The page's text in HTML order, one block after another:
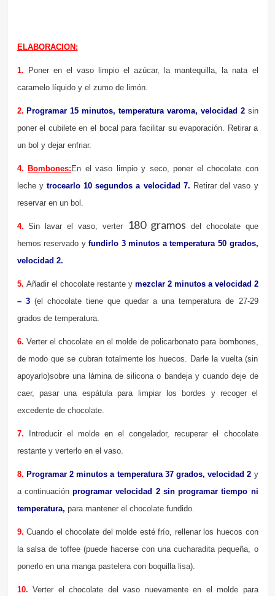
ELABORACION:
1. Poner en el vaso limpio el azúcar, la mantequilla, la nata el
caramelo líquido y el zumo de limón.
2. Programar 15 minutos, temperatura varoma, velocidad 2sin
poner el cubilete en el bocal para facilitar su evaporación. Retirar a
un bol y dejar enfriar.
4. Bombones:En el vaso limpio y seco, poner el chocolate con
leche y trocearlo 10 segundos a velocidad 7. Retirar del vaso y
reservar en un bol.
4. Sin lavar el vaso, verter 180 gramos del chocolate que
hemos reservado yfundirlo 3 minutos a temperatura 50 grados,
velocidad 2.
5. Añadir el chocolate restante y mezclar 2 minutos a velocidad 2
– 3(el chocolate tiene que quedar a una temperatura de 27-29
grados de temperatura.
6. Verter el chocolate en el molde de policarbonato para bombones,
de modo que se cubran totalmente los huecos. Darle la vuelta (sin
apoyarlo)sobre una lámina de silicona o bandeja y cuando deje de
caer, pasar una espátula para limpiar los bordes y recoger el
excedente de chocolate.
7.
Introducir el molde en el congelador, recuperar el chocolate
restante y verterlo en el vaso.
8. Programar 2 minutos a temperatura 37 grados, velocidad 2 y
a continuación programar velocidad 2 sin programar tiempo ni
temperatura, para mantener el chocolate fundido.
9. Cuando el chocolate del molde esté frío, rellenar los huecos con
la salsa de toffee (puede hacerse con una cucharadita pequeña, o
ponerlo en una manga pastelera con boquilla lisa).
10. Verter el chocolate del vaso nuevamente en el molde para